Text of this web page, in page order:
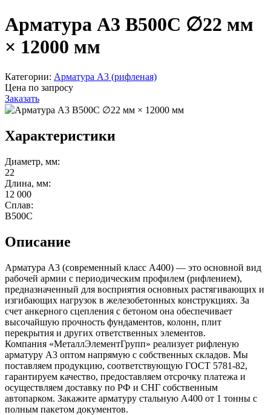
Арматура А3 В500С ∅22 мм
× 12000 мм
Категории: Арматура А3 (рифленая)
Цена по запросу
Заказать
Характеристики
Диаметр, мм:
22
Длина, мм:
12 000
Сплав:
В500С
Описание
Арматура А3 (современный класс А400) — это основной вид
рабочей армии с периодическим профилем (рифлением),
предназначенный для восприятия основных растягивающих и
изгибающих нагрузок в железобетонных конструкциях. За
счет анкерного сцепления с бетоном она обеспечивает
высочайшую прочность фундаментов, колонн, плит
перекрытия и других ответственных элементов.
Компания «МеталлЭлементГрупп» реализует рифленую
арматуру А3 оптом напрямую с собственных складов. Мы
поставляем продукцию, соответствующую ГОСТ 5781-82,
гарантируем качество, предоставляем отсрочку платежа и
осуществляем доставку по РФ и СНГ собственным
автопарком. Закажите арматуру стальную А400 от 1 тонны с
полным пакетом документов.